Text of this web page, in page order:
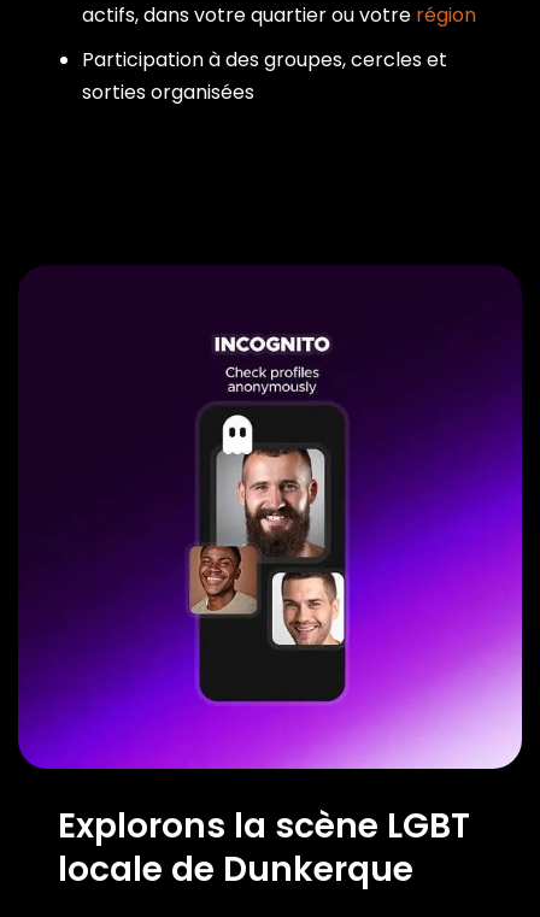
actifs, dans votre quartier ou votre région
Participation à des groupes, cercles et
sorties organisées
Explorons la scène LGBT
locale de Dunkerque